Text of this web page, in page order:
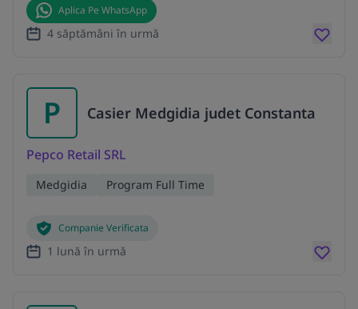
Aplica Pe WhatsApp
4 săptămâni în urmă
P Casier Medgidia judet Constanta
Pepco Retail SRL
Medgidia Program Full Time
Companie Verificata
1 lună în urmă